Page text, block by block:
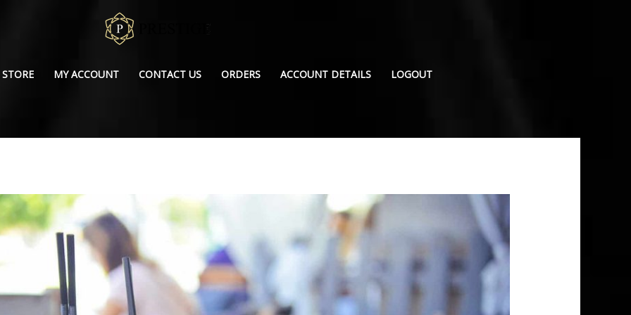
STORE MY ACCOUNT CONTACT US ORDERS ACCOUNT DETAILS LOGOUT